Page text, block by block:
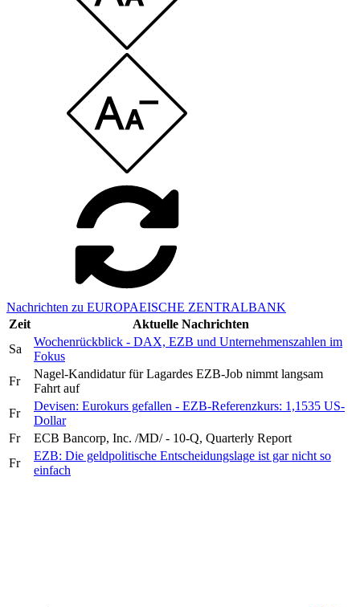
Nachrichten zu EUROPAEISCHE ZENTRALBANK
Zeit
Aktuelle Nachrichten
Sa
Wochenrückblick - DAX, EZB und Unternehmenszahlen im
Fokus
Fr
Nagel-Kandidatur für Lagardes EZB-Job nimmt langsam
Fahrt auf
Fr
Devisen: Eurokurs gefallen - EZB-Referenzkurs: 1,1535 US-
Dollar
Fr
ECB Bancorp, Inc. /MD/ - 10-Q, Quarterly Report
Fr
EZB: Die geldpolitische Entscheidungslage ist gar nicht so
einfach